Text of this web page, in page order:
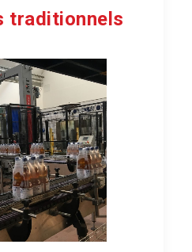
traditionnels